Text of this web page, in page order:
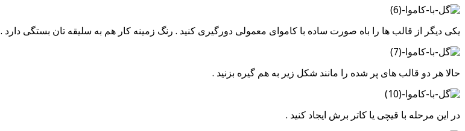
یکی دیگر از قالب ها را باه صورت ساده با کاموای معمولی دورگیری کنید . رنگ زمینه کار هم به سلیقه تان بستگی دارد .
حالا هر دو قالب های پر شده را مانند شکل زیر به هم گیره بزنید .
در این مرحله با قیچی یا کاتر برش ایجاد کنید .